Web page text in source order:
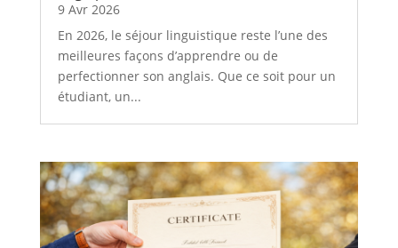
9 Avr 2026
En 2026, le séjour linguistique reste l’une des
meilleures façons d’apprendre ou de
perfectionner son anglais. Que ce soit pour un
étudiant, un...